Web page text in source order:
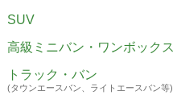
SUV
高級ミニバン・ワンボックス
トラック・バン
(タウンエースバン、ライトエースバン等)